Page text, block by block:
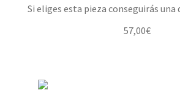
Si eliges esta pieza conseguirás una
57,00€